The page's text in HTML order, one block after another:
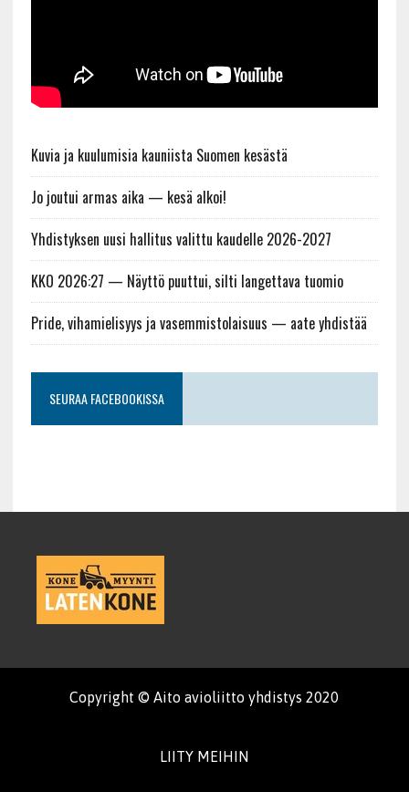
Kuvia ja kuulumisia kauniista Suomen kesästä
Jo joutui armas aika — kesä alkoi!
Yhdistyksen uusi hallitus valittu kaudelle 2026-2027
KKO 2026:27 — Näyttö puuttui, silti langettava tuomio
Pride, vihamielisyys ja vasemmistolaisuus — aate yhdistää
SEURAA FACEBOOKISSA
Copyright © Aito avioliitto yhdistys 2020
LIITY MEIHIN